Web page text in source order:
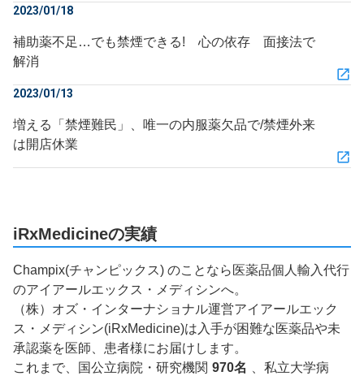
2023/01/18
補助薬不足…でも禁煙できる! 心の依存 面接法で
解消
2023/01/13
増える「禁煙難民」、唯一の内服薬欠品で/禁煙外来
は開店休業
iRxMedicineの実績
Champix(チャンピックス) のことなら医薬品個人輸入代行
のアイアールエックス・メディシンへ。
（株）オズ・インターナショナル運営アイアールエック
ス・メディシン(iRxMedicine)は入手が困難な医薬品や未
承認薬を医師、患者様にお届けします。
これまで、国公立病院・研究機関 970名
、私立大学病